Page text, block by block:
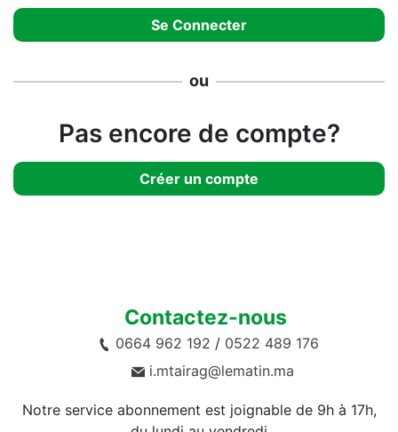
ou
Pas encore de compte?
Créer un compte
Contactez-nous
0664 962 192 / 0522 489 176
i.mtairag@lematin.ma
Notre service abonnement est joignable de 9h à 17h,